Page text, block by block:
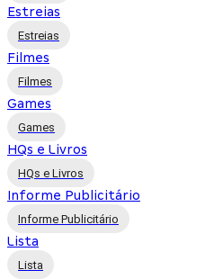
Estreias
Estreias
Filmes
Filmes
Games
Games
HQs e Livros
HQs e Livros
Informe Publicitário
Informe Publicitário
Lista
Lista